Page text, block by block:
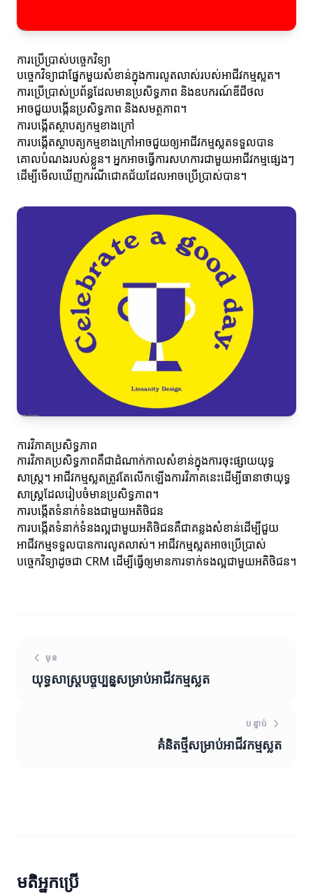
ការប្រើប្រាស់បច្ចេកវិទ្យា
បច្ចេកវិទ្យាជាផ្នែកមួយសំខាន់ក្នុងការលូតលាស់របស់អាជីវកម្មស្លត។
ការប្រើប្រាស់ប្រព័ន្ធដែលមានប្រសិទ្ធភាព និងឧបករណ៍ឌីជីថល
អាចជួយបង្កើនប្រសិទ្ធភាព និងសមត្ថភាព។
ការបង្កើតស្ថាបត្យកម្មខាងក្រៅ
ការបង្កើតស្ថាបត្យកម្មខាងក្រៅអាចជួយឲ្យអាជីវកម្មស្លតទទួលបាន
គោលបំណងរបស់ខ្លួន។ អ្នកអាចធ្វើការសហការជាមួយអាជីវកម្មផ្សេងៗ
ដើម្បីមើលឃើញករណីជោគជ័យដែលអាចប្រើប្រាស់បាន។
ការវិភាគប្រសិទ្ធភាព
ការវិភាគប្រសិទ្ធភាពគឺជាដំណាក់កាលសំខាន់ក្នុងការចុះផ្សាយយុទ្ធ
សាស្ត្រ។ អាជីវកម្មស្លតត្រូវតែលើកឡើងការវិភាគនេះដើម្បីធានាថាយុទ្ធ
សាស្ត្រដែលរៀបចំមានប្រសិទ្ធភាព។
ការបង្កើតទំនាក់ទំនងជាមួយអតិថិជន
ការបង្កើតទំនាក់ទំនងល្អជាមួយអតិថិជនគឺជាគន្លងសំខាន់ដើម្បីជួយ
អាជីវកម្មទទួលបានការលូតលាស់។ អាជីវកម្មស្លតអាចប្រើប្រាស់
បច្ចេកវិទ្យាដូចជា CRM ដើម្បីធ្វើឲ្យមានការទាក់ទងល្អជាមួយអតិថិជន។
មុន
យុទ្ធសាស្ត្របច្ចុប្បន្នសម្រាប់អាជីវកម្មស្លត
បន្ទាប់
គំនិតថ្មីសម្រាប់អាជីវកម្មស្លត
មតិអ្នកប្រើ